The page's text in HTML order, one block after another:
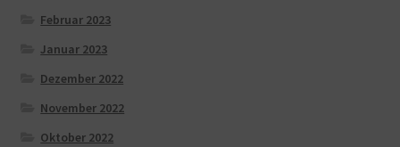
Februar 2023
Januar 2023
Dezember 2022
November 2022
Oktober 2022